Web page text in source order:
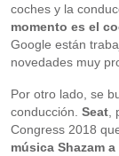
coches y la
momento es el
Google están
novedades muy
Por otro lado, se
conducción. Seat,
Congress 2018
música Shazam